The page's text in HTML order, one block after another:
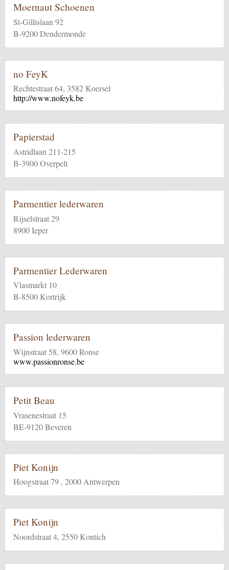
Moernaut Schoenen
St-Gillislaan 92
B-9200 Dendermonde
no FeyK
Rechtestraat 64, 3582 Koersel
http://www.nofeyk.be
Papierstad
Astridlaan 211-215
B-3900 Overpelt
Parmentier lederwaren
Rijselstraat 29
8900 Ieper
Parmentier Lederwaren
Vlasmarkt 10
B-8500 Kortrijk
Passion lederwaren
Wijnstraat 58, 9600 Ronse
www.passionronse.be
Petit Beau
Vrasenestraat 15
BE-9120 Beveren
Piet Konijn
Hoogstraat 79 , 2000 Antwerpen
Piet Konijn
Noordstraat 4, 2550 Kontich